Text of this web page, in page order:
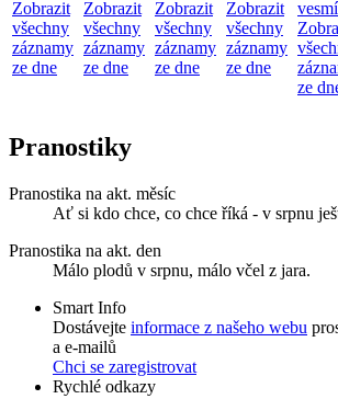
Zobrazit
všechny
záznamy
ze dne
Zobrazit
všechny
záznamy
ze dne
Zobrazit
všechny
záznamy
ze dne
Zobrazit
všechny
záznamy
ze dne
ze
Pranostiky
Pranostika na akt. měsíc
Ať si kdo chce, co chce říká - v srpnu
Pranostika na akt. den
Málo plodů v srpnu, málo včel z jara.
Smart Info
Dostávejte informace z našeho webu
a e-mailů
Chci se zaregistrovat
Rychlé odkazy